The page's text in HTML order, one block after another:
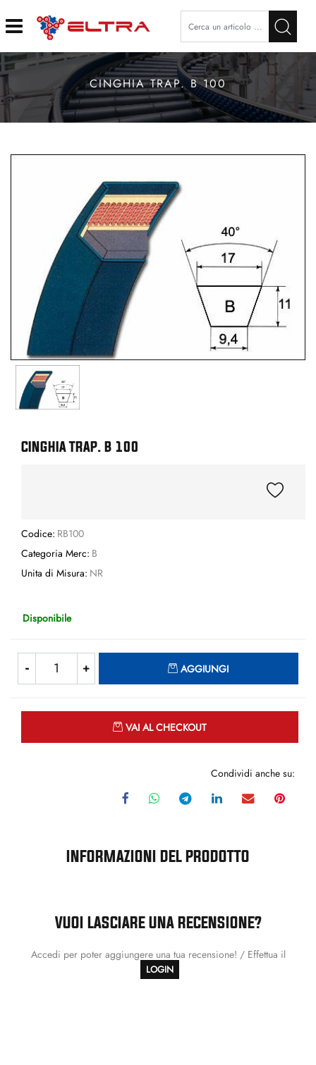
Open
CINGHIA TRAP. B 100
CINGHIA TRAP. B 100
Codice: RB100
Categoria Merc: B
Unita di Misura: NR
Disponibile
AGGIUNGI
VAI AL CHECKOUT
Condividi anche su:
INFORMAZIONI DEL PRODOTTO
VUOI LASCIARE UNA RECENSIONE?
Accedi per poter aggiungere una tua recensione! / Effettua il
LOGIN